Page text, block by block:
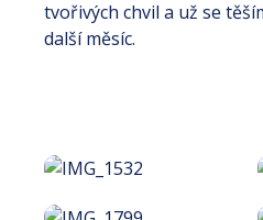
tvořivých chvil a už se
další měsíc.